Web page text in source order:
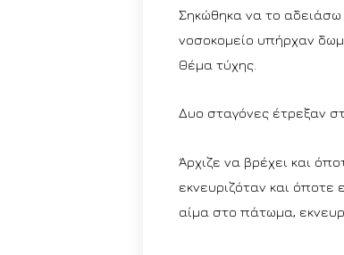
Σηκώθηκα να το
νοσοκομείο υπήρχαν
Θέμα τύχης.
Δυο σταγόνες έτρεξαν
Άρχιζε να βρέχει και
εκνευριζόταν και
αίμα στο πάτωμα,